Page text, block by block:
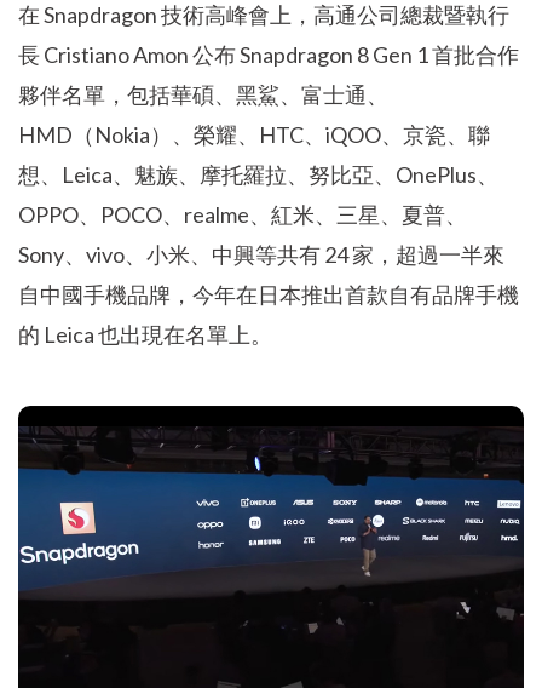
在 Snapdragon 技術高峰會上，高通公司總裁暨執行
長 Cristiano Amon 公布 Snapdragon 8 Gen 1 首批合作
夥伴名單，包括華碩、黑鯊、富士通、
HMD（Nokia）、榮耀、HTC、iQOO、京瓷、聯
想、Leica、魅族、摩托羅拉、努比亞、OnePlus、
OPPO、POCO、realme、紅米、三星、夏普、
Sony、vivo、小米、中興等共有 24 家，超過一半來
自中國手機品牌，今年在日本推出首款自有品牌手機
的 Leica 也出現在名單上。